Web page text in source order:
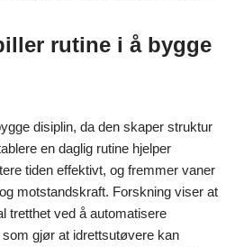
rutine i å bygge
disiplin, da den skaper struktur
en daglig rutine hjelper
tiden effektivt, og fremmer vaner
motstandskraft. Forskning viser at
tretthet ved å automatisere
gjør at idrettsutøvere kan